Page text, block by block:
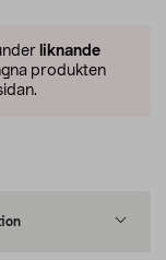
liknande
produkten